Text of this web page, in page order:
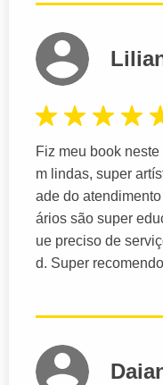
Fiz meu book
m lindas, super
ade do
ários são super
ue preciso de
d. Super